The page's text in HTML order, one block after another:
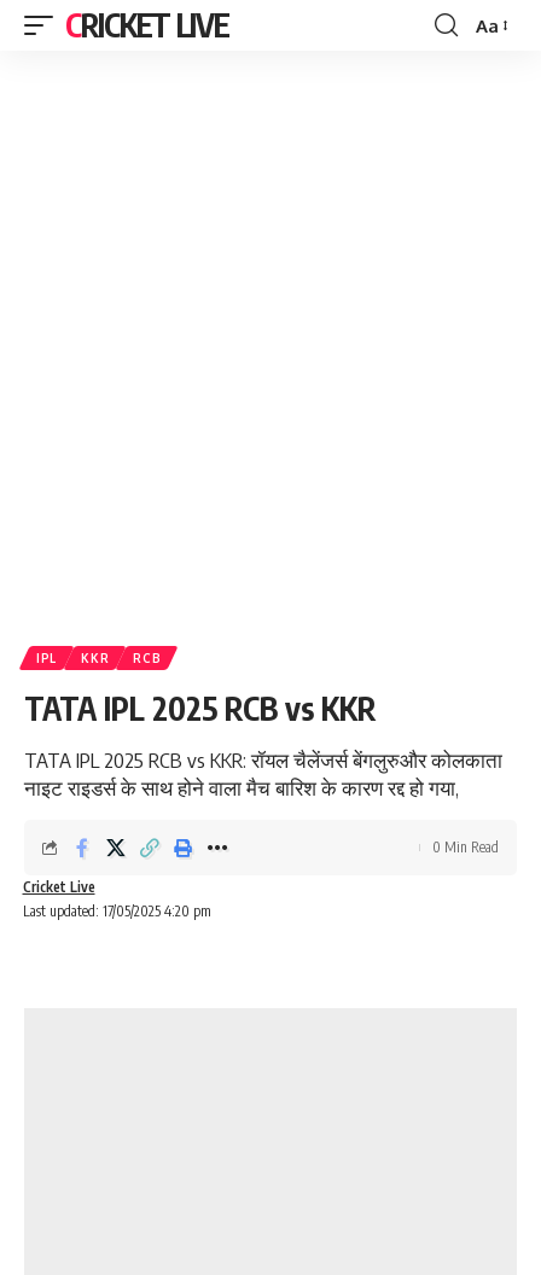
CRICKET LIVE
Font
Aa
IPL KKR RCB
TATA IPL 2025 RCB vs KKR
TATA IPL 2025 RCB vs KKR: रॉयल चैलेंजर्स बेंगलुरुऔर कोलकाता
नाइट राइडर्स के साथ होने वाला मैच बारिश के कारण रद्द हो गया,
Last updated: 17/05/2025 4:20 pm
Cricket Live
0 Min Read